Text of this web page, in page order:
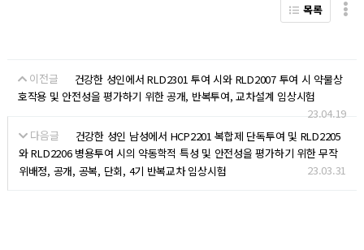
목록
이전글
건강한 성인에서 RLD2301 투여 시와 RLD2007 투여 시 약물상
호작용 및 안전성을 평가하기 위한 공개, 반복투여, 교차설계 임상시험
23.04.19
다음글
건강한 성인 남성에서 HCP2201 복합제 단독투여 및 RLD2205
와 RLD2206 병용투여 시의 약동학적 특성 및 안전성을 평가하기 위한 무작
위배정, 공개, 공복, 단회, 4기 반복교차 임상시험
23.03.31